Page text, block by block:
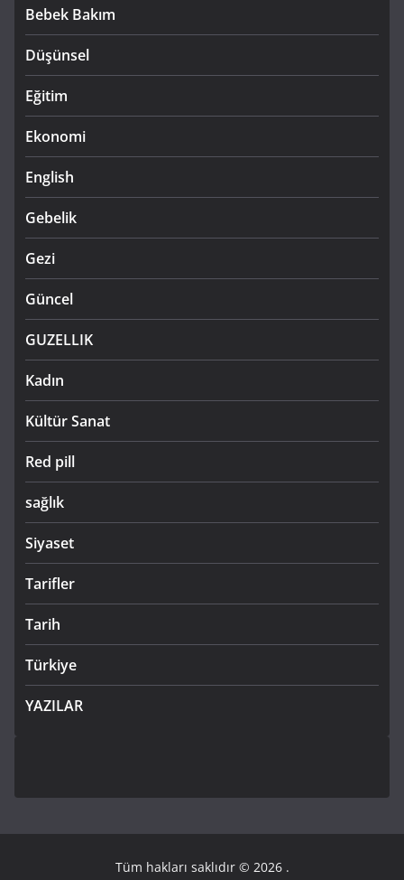
Bebek Bakım
Düşünsel
Eğitim
Ekonomi
English
Gebelik
Gezi
Güncel
GUZELLIK
Kadın
Kültür Sanat
Red pill
sağlık
Siyaset
Tarifler
Tarih
Türkiye
YAZILAR
Tüm hakları saklıdır © 2026 .